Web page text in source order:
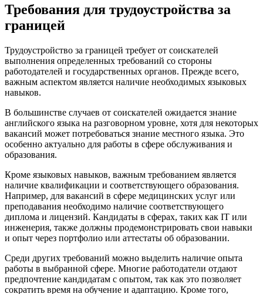
Требования для трудоустройства за
границей
Трудоустройство за границей требует от соискателей
выполнения определенных требований со стороны
работодателей и государственных органов. Прежде всего,
важным аспектом является наличие необходимых языковых
навыков.
В большинстве случаев от соискателей ожидается знание
английского языка на разговорном уровне, хотя для некоторых
вакансий может потребоваться знание местного языка. Это
особенно актуально для работы в сфере обслуживания и
образования.
Кроме языковых навыков, важным требованием является
наличие квалификации и соответствующего образования.
Например, для вакансий в сфере медицинских услуг или
преподавания необходимо наличие соответствующего
диплома и лицензий. Кандидаты в сферах, таких как IT или
инженерия, также должны продемонстрировать свои навыки
и опыт через портфолио или аттестаты об образовании.
Среди других требований можно выделить наличие опыта
работы в выбранной сфере. Многие работодатели отдают
предпочтение кандидатам с опытом, так как это позволяет
сократить время на обучение и адаптацию. Кроме того,